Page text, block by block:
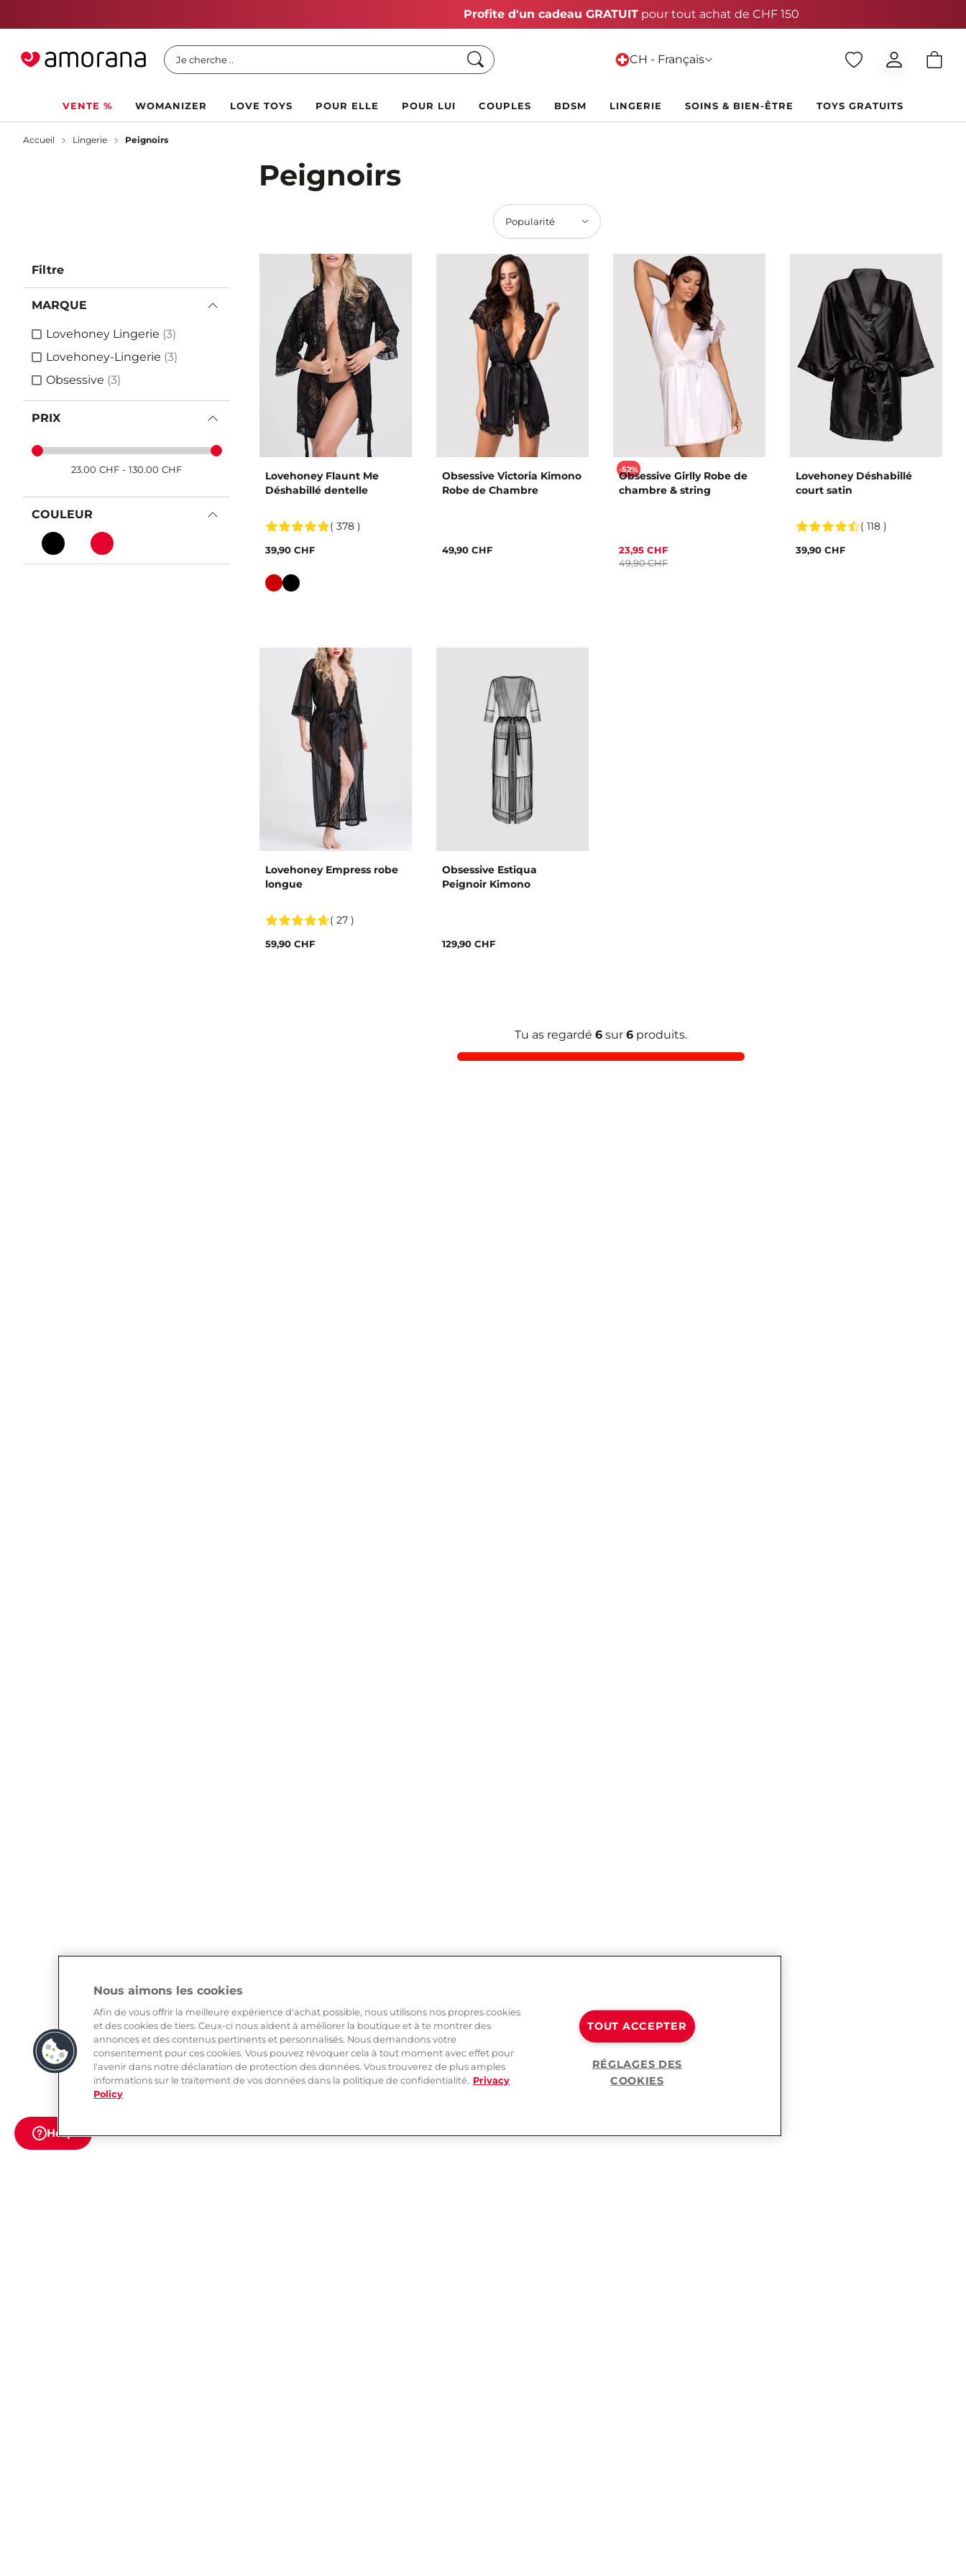
Help
Vente Chaude d'Été :Jusqu'à 70 % de rabais !
Je cherche .. Chercher CH - Français
VENTE % WOMANIZER LOVE TOYS POUR ELLE POUR LUI COUPLES BDSM LINGERIE SOINS & BIEN-ÊTRE TOYS GRATUITS
Accueil Lingerie Peignoirs
Peignoirs
Filtre
MARQUE
Lovehoney Lingerie (3)
Lovehoney-Lingerie (3)
Obsessive (3)
PRIX
23.00 CHF - 130.00 CHF
COULEUR
Popularité
Lovehoney Flaunt Me
Déshabillé dentelle
( 378 )
39,90 CHF
Couleur
Obsessive Victoria Kimono
Robe de Chambre
49,90 CHF
-52%
Obsessive Girlly Robe de
chambre & string
23,95 CHF
49,90 CHF
Lovehoney Déshabillé
court satin
( 118 )
39,90 CHF
Lovehoney Empress robe
longue
( 27 )
59,90 CHF
Obsessive Estiqua
Peignoir Kimono
129,90 CHF
Tu as regardé 6 sur 6 produits.
Nous aimons les cookies
Afin de vous offrir la meilleure expérience d'achat possible, nous utilisons nos propres cookies
et des cookies de tiers. Ceux-ci nous aident à améliorer la boutique et à te montrer des
annonces et des contenus pertinents et personnalisés. Nous demandons votre
consentement pour ces cookies. Vous pouvez révoquer cela à tout moment avec effet pour
l'avenir dans notre déclaration de protection des données. Vous trouverez de plus amples
informations sur le traitement de vos données dans la politique de confidentialité. Privacy
Policy
TOUT ACCEPTER
RÉGLAGES DES
COOKIES